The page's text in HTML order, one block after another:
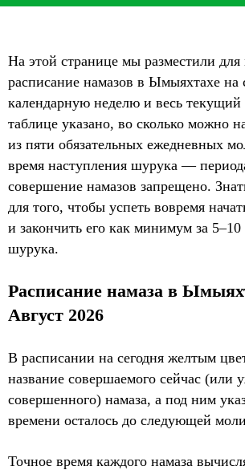
На этой странице мы разместили для
расписание намазов в Ымыяхтахе на
календарную неделю и весь
таблице указано, во сколько можно
из пяти обязательных ежедневных
время наступления шурука —
совершение намазов запрещено.
для того, чтобы успеть вовремя
и закончить его как минимум за
шурука.
Расписание намаза в
Август 2026
В расписании на сегодня желтым
название совершаемого сейчас (или
совершенного) намаза, а под ним
времени осталось до следующей
Точное время каждого намаза